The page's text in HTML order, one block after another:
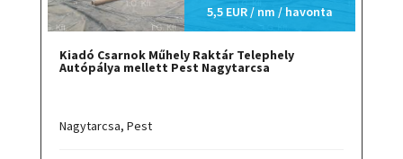
5,5 EUR / nm / havonta
Kiadó Csarnok Műhely Raktár Telephely
Autópálya mellett Pest Nagytarcsa
Nagytarcsa, Pest